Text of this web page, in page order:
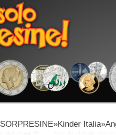
SORPRESINE»Kinder